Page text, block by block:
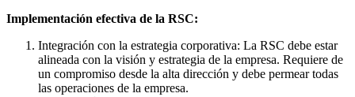
Implementación efectiva de la RSC:
Integración con la estrategia corporativa: La RSC debe estar
alineada con la visión y estrategia de la empresa. Requiere de
un compromiso desde la alta dirección y debe permear todas
las operaciones de la empresa.